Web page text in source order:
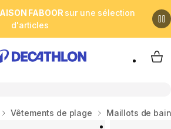
FABOOR sur une sélection
d'articles
My
Vêtements de plage Maillots de